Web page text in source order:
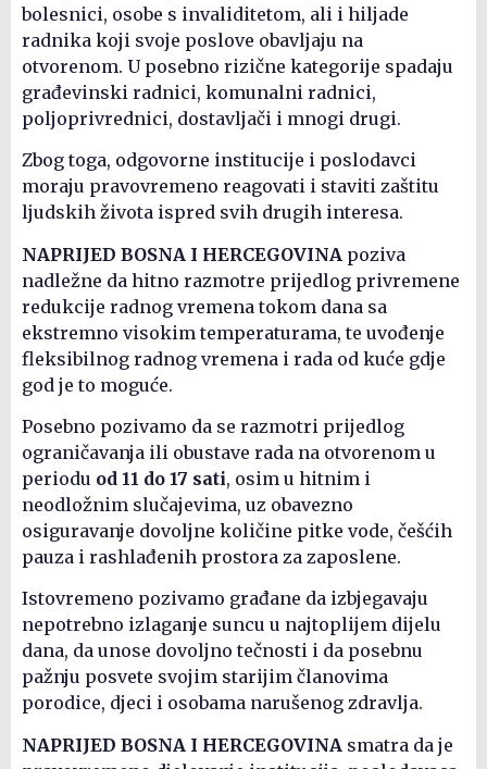
bolesnici, osobe s invaliditetom, ali i hiljade
radnika koji svoje poslove obavljaju na
otvorenom. U posebno rizične kategorije spadaju
građevinski radnici, komunalni radnici,
poljoprivrednici, dostavljači i mnogi drugi.
Zbog toga, odgovorne institucije i poslodavci
moraju pravovremeno reagovati i staviti zaštitu
ljudskih života ispred svih drugih interesa.
NAPRIJED BOSNA I HERCEGOVINA poziva
nadležne da hitno razmotre prijedlog privremene
redukcije radnog vremena tokom dana sa
ekstremno visokim temperaturama, te uvođenje
fleksibilnog radnog vremena i rada od kuće gdje
god je to moguće.
Posebno pozivamo da se razmotri prijedlog
ograničavanja ili obustave rada na otvorenom u
periodu od 11 do 17 sati, osim u hitnim i
neodložnim slučajevima, uz obavezno
osiguravanje dovoljne količine pitke vode, češćih
pauza i rashlađenih prostora za zaposlene.
Istovremeno pozivamo građane da izbjegavaju
nepotrebno izlaganje suncu u najtoplijem dijelu
dana, da unose dovoljno tečnosti i da posebnu
pažnju posvete svojim starijim članovima
porodice, djeci i osobama narušenog zdravlja.
NAPRIJED BOSNA I HERCEGOVINA smatra da je